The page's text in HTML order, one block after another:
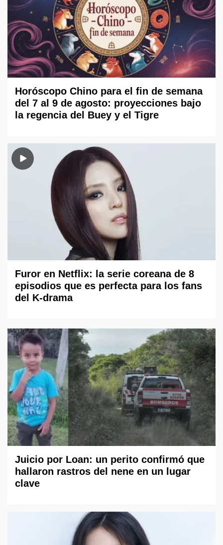
Horóscopo Chino para el fin de semana
del 7 al 9 de agosto: proyecciones bajo
la regencia del Buey y el Tigre
Furor en Netflix: la serie coreana de 8
episodios que es perfecta para los fans
del K-drama
Juicio por Loan: un perito confirmó que
hallaron rastros del nene en un lugar
clave